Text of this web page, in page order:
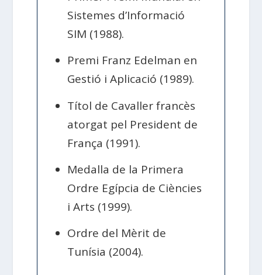
Sistemes d’Informació
SIM (1988).
Premi Franz Edelman en
Gestió i Aplicació (1989).
Títol de Cavaller francès
atorgat pel President de
França (1991).
Medalla de la Primera
Ordre Egípcia de Ciències
i Arts (1999).
Ordre del Mèrit de
Tunísia (2004).